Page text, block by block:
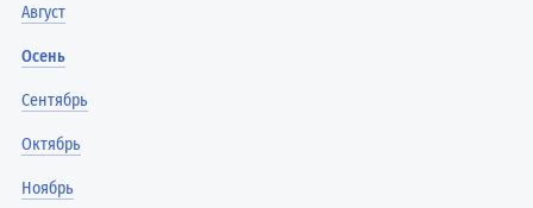
Август
Осень
Сентябрь
Октябрь
Ноябрь